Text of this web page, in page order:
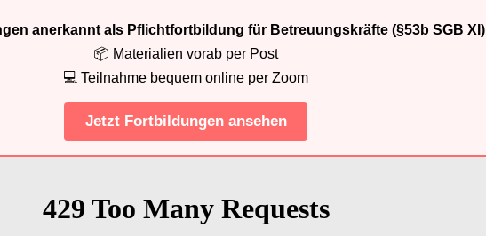
anerkannt als Pflichtfortbildung für Betreuungskräfte (§53b SGB XI)
📦 Materialien vorab per Post
💻 Teilnahme bequem online per Zoom
Jetzt Fortbildungen ansehen